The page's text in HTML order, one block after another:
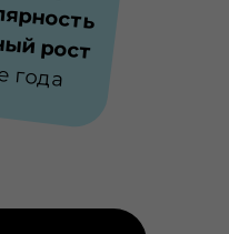
рост
года